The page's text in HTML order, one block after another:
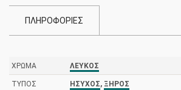
ΠΛΗΡΟΦΟΡΙΕΣ
ΧΡΏΜΑ ΛΕΥΚΌΣ
ΤΎΠΟΣ ΉΣΥΧΟΣ, ΞΗΡΌΣ